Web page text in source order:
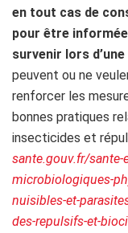
en tout cas de
pour être
survenir lors
peuvent ou ne
renforcer les
bonnes pratiques
insecticides et
sante.gouv.fr/
microbiologiques-
nuisibles-et-
des-repulsifs-et-